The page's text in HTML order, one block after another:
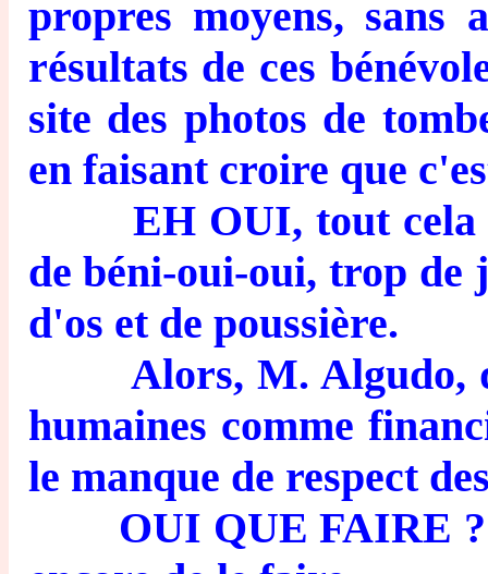
propres moyens, sans
résultats de ces
site des photos de
en faisant croire que
EH OUI, tout cela
de béni-oui-oui, trop de
d'os et de poussière.
Alors, M. Algudo,
humaines comme
le manque de respect
OUI QUE FAIRE ?